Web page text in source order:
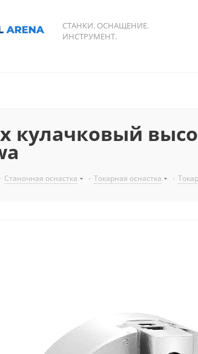
СТАНКИ. ОСНАЩЕНИЕ.
ИНСТРУМЕНТ.
кулачковый
Станочная оснастка - Токарная оснастка -